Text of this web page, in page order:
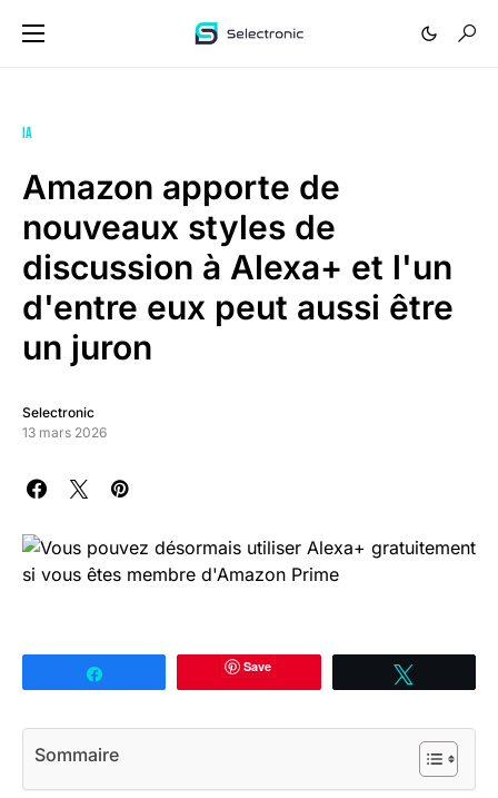
IA
Amazon apporte de
nouveaux styles de
discussion à Alexa+ et l'un
d'entre eux peut aussi être
un juron
Selectronic
13 mars 2026
Save
Sommaire